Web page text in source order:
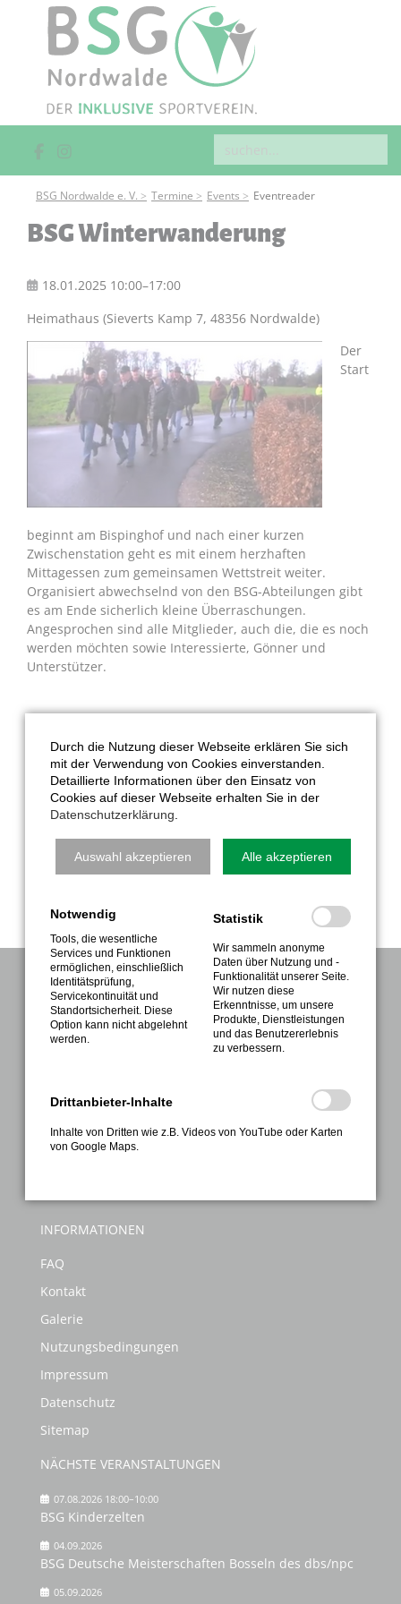
BSG Nordwalde e. V. Termine Events Eventreader
BSG Winterwanderung
18.01.2025 10:00–17:00
Heimathaus (Sieverts Kamp 7, 48356 Nordwalde)
Der
Start
beginnt am Bispinghof und nach einer kurzen
Zwischenstation geht es mit einem herzhaften
Mittagessen zum gemeinsamen Wettstreit weiter.
Organisiert abwechselnd von den BSG-Abteilungen gibt
es am Ende sicherlich kleine Überraschungen.
Angesprochen sind alle Mitglieder, auch die, die es noch
werden möchten sowie Interessierte, Gönner und
Unterstützer.
2025 Einladung Winterwanderung.pdf (250,8 KiB)
NAVIGATION
Verein
Sportabzeichen
Termine
INFORMATIONEN
FAQ
Kontakt
Galerie
Nutzungsbedingungen
Impressum
Datenschutz
Sitemap
NÄCHSTE VERANSTALTUNGEN
07.08.2026 18:00–10:00
BSG Kinderzelten
04.09.2026
BSG Deutsche Meisterschaften Bosseln des dbs/npc
05.09.2026
Durch die Nutzung dieser Webseite erklären Sie sich
mit der Verwendung von Cookies einverstanden.
Detaillierte Informationen über den Einsatz von
Cookies auf dieser Webseite erhalten Sie in der
Datenschutzerklärung
Auswahl akzeptieren Alle akzeptieren
Notwendig
Tools, die wesentliche
Services und Funktionen
ermöglichen, einschließlich
Identitätsprüfung,
Servicekontinuität und
Standortsicherheit. Diese
Option kann nicht abgelehnt
werden.
Statistik
Wir sammeln anonyme
Daten über Nutzung und -
Funktionalität unserer Seite.
Wir nutzen diese
Erkenntnisse, um unsere
Produkte, Dienstleistungen
und das Benutzererlebnis
zu verbessern.
Drittanbieter-Inhalte
Inhalte von Dritten wie z.B. Videos von YouTube oder Karten
von Google Maps.